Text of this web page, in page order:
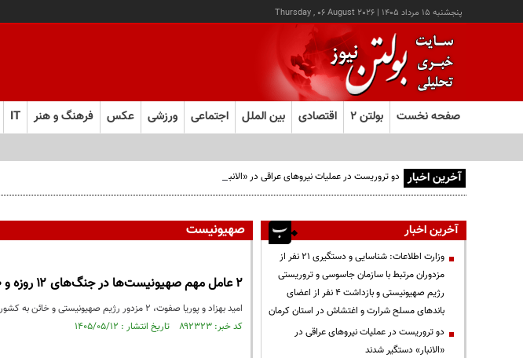
پنجشنبه ۱۵ مرداد ۱۴۰۵ |
Thursday , 06 August 2026
صفحه نخست بولتن ۲ اقتصادی بین الملل اجتماعی ورزشی عکس فرهنگ و هنر IT
آخرین اخبار دو تروریست در عملیات نیروهای عراقی در «الانبار» دستگیر شدند
صهیونیست
۲ عامل مهم صهیونیست‌ها در جنگ‌های ۱۲ روزه و ۴۰ روزه به سزای اعمال خود رسیدند
امید بهزاد و پوریا صفوت، ۲ مزدور رژیم صهیونیستی و خائن به کشور که در جریان جنگ رمضان و جنگ ۱۲ روزه با ارسال مختصات، تصاویر....
کد خبر: ۸۹۲۳۲۳ تاریخ انتشار : ۱۴۰۵/۰۵/۱۲
آخرین اخبار
وزارت اطلاعات: شناسایی و دستگیری ۲۱ نفر از
مزدوران مرتبط با سازمان جاسوسی و تروریستی
رژیم صهیونیستی و بازداشت ۴ نفر از اعضای
باندهای مسلح شرارت و اغتشاش در استان کرمان
دو تروریست در عملیات نیروهای عراقی در
«الانبار» دستگیر شدند